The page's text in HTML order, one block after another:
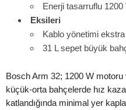
Enerji tasarruflu 1200
Eksileri
Kablo yönetimi
31 L sepet büyük
Bosch Arm 32; 1200 W
küçük-orta bahçelerde hız
katlandığında minimal yer